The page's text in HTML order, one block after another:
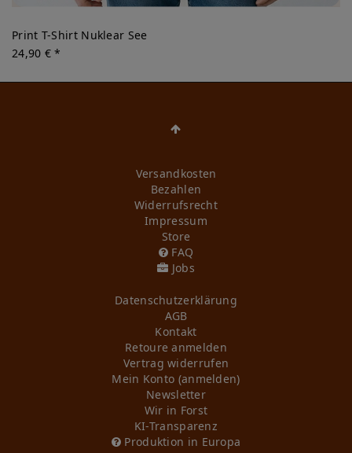
Print T-Shirt Nuklear See
24,90 € *
Versandkosten
Bezahlen
Widerrufs­recht
Impressum
Store
FAQ
Jobs
Daten­schutz­erklärung
AGB
Kontakt
Retoure anmelden
Vertrag widerrufen
Mein Konto (anmelden)
Newsletter
Wir in Forst
KI-Transparenz
Produktion in Europa